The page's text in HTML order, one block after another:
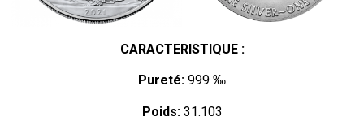
CARACTERISTIQUE :
Pureté: 999 ‰
Poids:31.103